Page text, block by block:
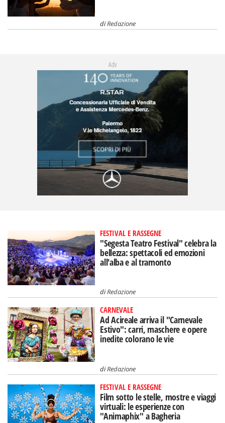
diRedazione
Adv
FESTIVAL E RASSEGNE
"Segesta Teatro Festival" celebra la
bellezza: spettacoli ed emozioni
all'alba e al tramonto
diRedazione
CARNEVALE
Ad Acireale arriva il "Carnevale
Estivo": carri, maschere e opere
inedite colorano le vie
diRedazione
FESTIVAL E RASSEGNE
Film sotto le stelle, mostre e viaggi
virtuali: le esperienze con
"Animaphix" a Bagheria